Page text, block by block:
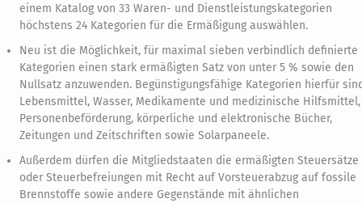
einem Katalog von 33 Waren- und Dienstleistungskategorien
höchstens 24 Kategorien für die Ermäßigung auswählen.
Neu ist die Möglichkeit, für maximal sieben verbindlich definierte
Kategorien einen stark ermäßigten Satz von unter 5 % sowie den
Nullsatz anzuwenden. Begünstigungsfähige Kategorien hierfür
Lebensmittel, Wasser, Medikamente und medizinische Hilfsmittel,
Personenbeförderung, körperliche und elektronische Bücher,
Zeitungen und Zeitschriften sowie Solarpaneele.
Außerdem dürfen die Mitgliedstaaten die ermäßigten Steuersätze
oder Steuerbefreiungen mit Recht auf Vorsteuerabzug auf fossile
Brennstoffe sowie andere Gegenstände mit ähnlichen